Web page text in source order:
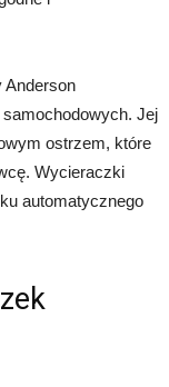
Anderson
Jej
ostrzem, które
Wycieraczki
automatycznego